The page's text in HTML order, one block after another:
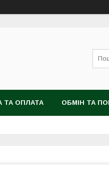
ТА ОПЛАТА ОБМІН ТА